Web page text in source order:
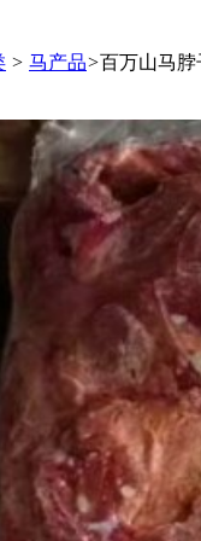
> 马产品>百万山马脖